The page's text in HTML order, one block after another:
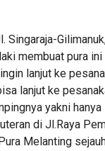
Singaraja-
membuat pura
lanjut ke
lanjut ke
yakni
di Jl.Raya
Melanting